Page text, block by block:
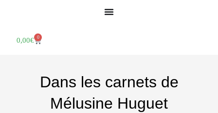
0,00€ 0
Dans les carnets de
Mélusine Huguet